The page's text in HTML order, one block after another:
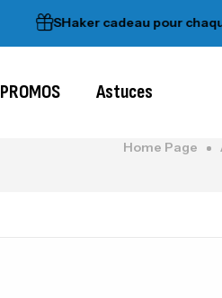
SHaker cadeau pour chaque
PROMOS Astuces
Home Page